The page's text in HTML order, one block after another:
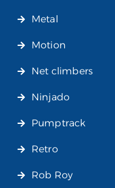
Metal
Motion
Net climbers
Ninjado
Pumptrack
Retro
Rob Roy